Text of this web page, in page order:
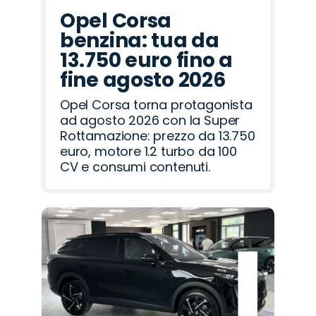
Opel Corsa
benzina: tua da
13.750 euro fino a
fine agosto 2026
Opel Corsa torna protagonista
ad agosto 2026 con la Super
Rottamazione: prezzo da 13.750
euro, motore 1.2 turbo da 100
CV e consumi contenuti.